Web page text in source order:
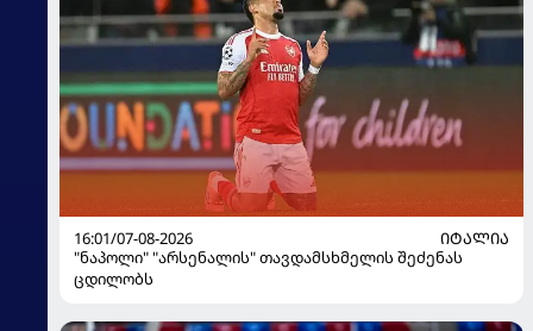
16:01/07-08-2026
ᲘᲢᲐᲚᲘᲐ
"ნაპოლი" "არსენალის" თავდამსხმელის შეძენას
ცდილობს